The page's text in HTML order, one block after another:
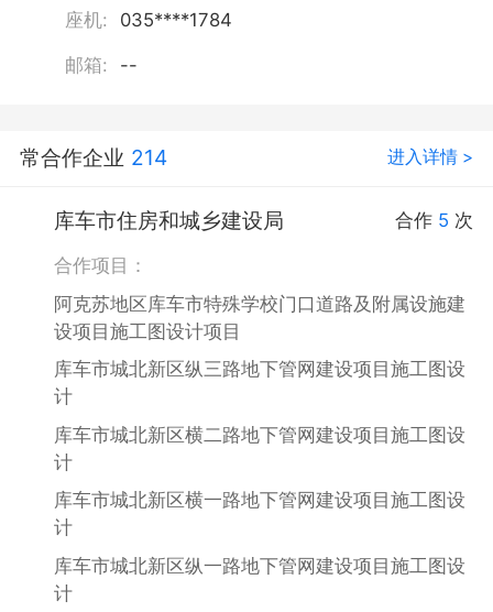
座机: 035****1784
邮箱: --
常合作企业 214 进入详情 >
库车市住房和城乡建设局 合作 5 次
合作项目：
阿克苏地区库车市特殊学校门口道路及附属设施建
设项目施工图设计项目
库车市城北新区纵三路地下管网建设项目施工图设
计
库车市城北新区横二路地下管网建设项目施工图设
计
库车市城北新区横一路地下管网建设项目施工图设
计
库车市城北新区纵一路地下管网建设项目施工图设
计